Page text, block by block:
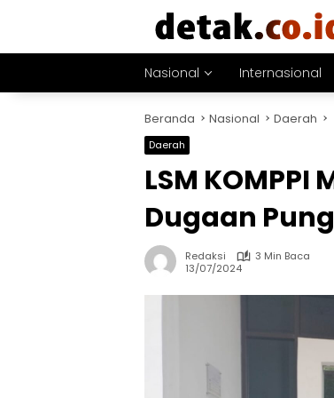
Nasional Internasional
Beranda Nasional Daerah
Daerah
LSM
Dugaan
Redaksi
3 Min Baca
13/07/2024